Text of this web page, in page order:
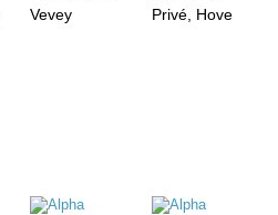
Vevey
Privé, Hove